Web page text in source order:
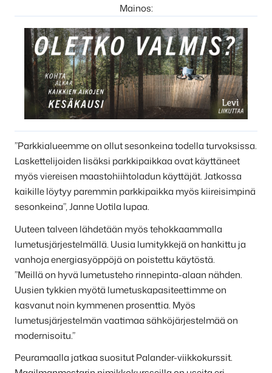
Mainos:
”Parkkialueemme on ollut sesonkeina todella turvoksissa.
Laskettelijoiden lisäksi parkkipaikkaa ovat käyttäneet
myös viereisen maastohiihtoladun käyttäjät. Jatkossa
kaikille löytyy paremmin parkkipaikka myös kiireisimpinä
sesonkeina”, Janne Uotila lupaa.
Uuteen talveen lähdetään myös tehokkaammalla
lumetusjärjestelmällä. Uusia lumitykkejä on hankittu ja
vanhoja energiasyöppöjä on poistettu käytöstä.
”Meillä on hyvä lumetusteho rinnepinta-alaan nähden.
Uusien tykkien myötä lumetuskapasiteettimme on
kasvanut noin kymmenen prosenttia. Myös
lumetusjärjestelmän vaatimaa sähköjärjestelmää on
modernisoitu.”
Peuramaalla jatkaa suositut Palander-viikkokurssit.